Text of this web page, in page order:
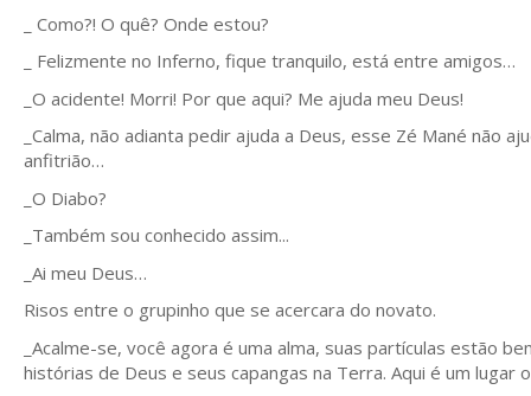
_ Como?! O quê? Onde estou?
_ Felizmente no Inferno, fique tranquilo, está entre amigos…
_O acidente! Morri! Por que aqui? Me ajuda meu Deus!
_Calma, não adianta pedir ajuda a Deus, esse Zé Mané não
anfitrião…
_O Diabo?
_Também sou conhecido assim...
_Ai meu Deus…
Risos entre o grupinho que se acercara do novato.
_Acalme-se, você agora é uma alma, suas partículas estão
histórias de Deus e seus capangas na Terra. Aqui é um lugar